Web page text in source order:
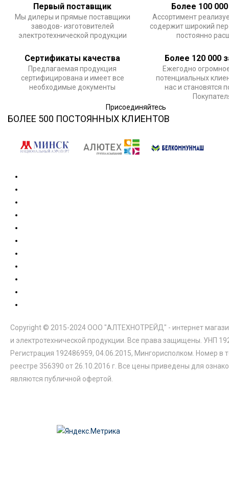
Первый поставщик
Мы дилеры и прямые поставщики
заводов- изготовителей
электротехнической продукции
Более 100
Ассортимент
содержит широкий
постоянно
Сертификаты качества
Предлагаемая продукция
сертифицирована и имеет все
необходимые документы
Более 120 000
Ежегодно
потенциальных
нас и становятся
Присоединяйтесь
БОЛЕЕ 500 ПОСТОЯННЫХ КЛИЕНТОВ
Copyright © 2015-2024 ООО "АЛТЕХНОТРЕЙД" - интернет
и электротехнической продукции. Все права защищены. УНП
Регистрация 192486959, 04.06.2015, Мингорисполком. Номер в
реестре 356390 от 26.10.2016 г. Все цены приведены для
являются публичной офертой.